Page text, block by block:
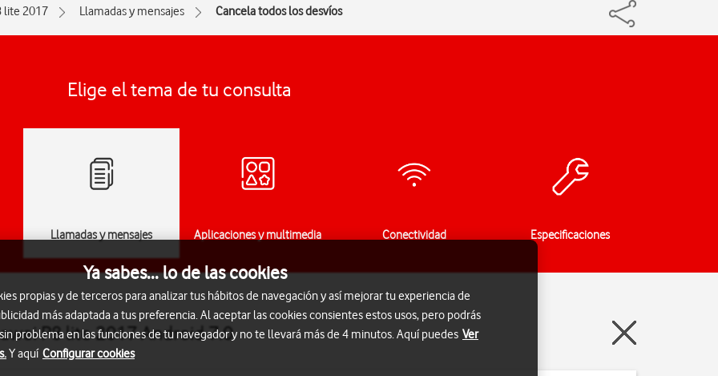
lite 2017 Llamadas y mensajes Cancela todos los desvíos
Elige el tema de tu consulta
Llamadas y mensajes Aplicaciones y multimedia Conectividad Especificaciones
P8 lite 2017 Android 7.0
Ya sabes... lo de las cookies
propias y de terceros para analizar tus hábitos de navegación y así mejorar tu experiencia de
más adaptada a tus preferencia. Al aceptar las cookies consientes estos usos, pero podrás
problema en las funciones de tu navegador y no te llevará más de 4 minutos. Aquí puedes Ver
Y aquí Configurar cookies